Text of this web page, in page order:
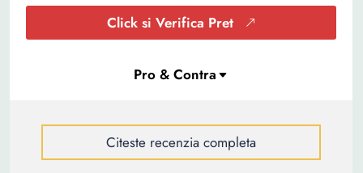
Click si Verifica Pret
Citeste recenzia completa